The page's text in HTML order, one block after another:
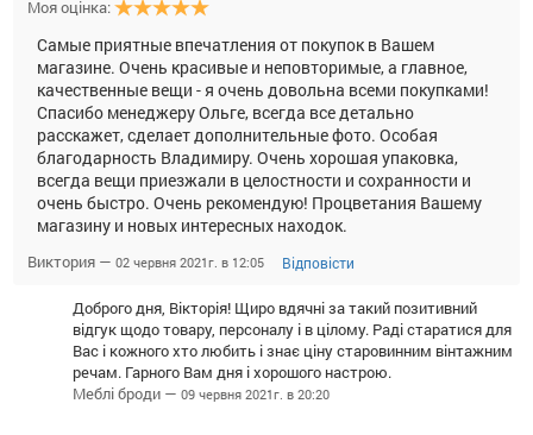
Моя оцінка:
Самые приятные впечатления от покупок в Вашем
магазине. Очень красивые и неповторимые, а главное,
качественные вещи - я очень довольна всеми покупками!
Спасибо менеджеру Ольге, всегда все детально
расскажет, сделает дополнительные фото. Особая
благодарность Владимиру. Очень хорошая упаковка,
всегда вещи приезжали в целостности и сохранности и
очень быстро. Очень рекомендую! Процветания Вашему
магазину и новых интересных находок.
Виктория — 02 червня 2021г. в 12:05 Відповісти
Доброго дня, Вікторія! Щиро вдячні за такий позитивний
відгук щодо товару, персоналу і в цілому. Раді старатися для
Вас і кожного хто любить і знає ціну старовинним вінтажним
речам. Гарного Вам дня і хорошого настрою.
Меблі броди — 09 червня 2021г. в 20:20